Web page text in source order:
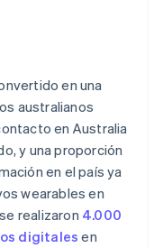
en una
australianos
en Australia
y una proporción
en el país ya
wearables en
realizaron 4.000
digitales en